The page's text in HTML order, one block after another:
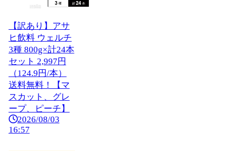
【訳あり】アサ
ヒ飲料 ウェルチ
3種 800g×計24本
セット 2,997円
（124.9円/本）
送料無料！【マ
スカット、グレ
ープ、ピーチ】
2026/08/03
16:57